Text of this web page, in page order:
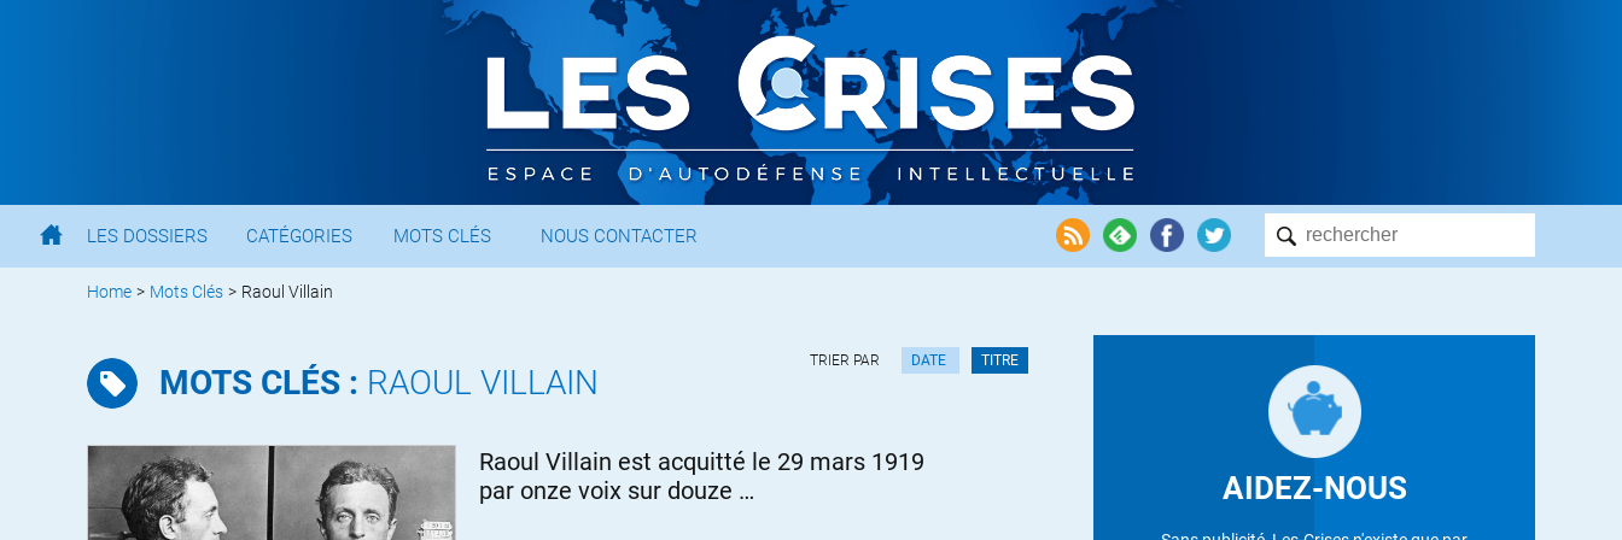
LES DOSSIERS CATÉGORIES MOTS CLÉS NOUS CONTACTER
Home > Mots Clés > Raoul Villain
MOTS CLÉS : RAOUL VILLAIN
TRIER PAR DATE TITRE
Raoul Villain est acquitté le 29 mars 1919
par onze voix sur douze …
AIDEZ-NOUS